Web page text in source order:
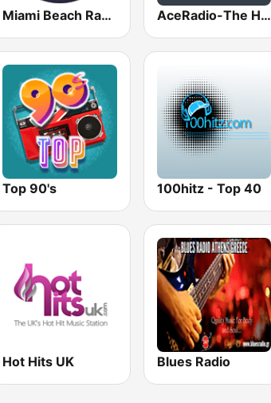
Miami Beach Radio AceRadio-The Hitz Channel
Top 90's 100hitz - Top 40
Hot Hits UK Blues Radio